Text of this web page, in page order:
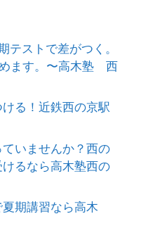
テストで差がつく。
ます。〜高木塾 西
る！近鉄西の京駅
いませんか？西の
るなら高木塾西の
夏期講習なら高木